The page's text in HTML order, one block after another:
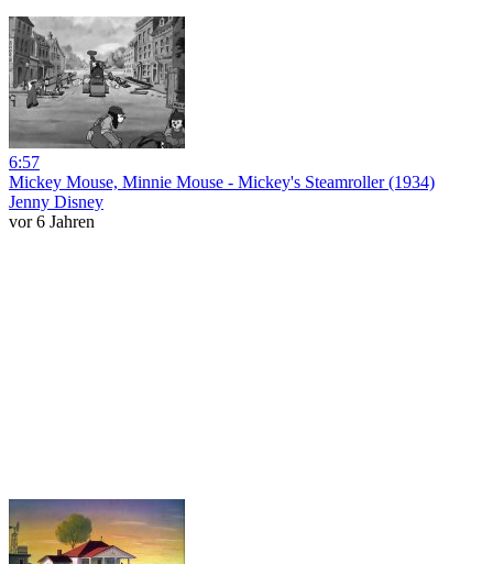
6:57
Mickey Mouse, Minnie Mouse - Mickey's Steamroller (1934)
Jenny Disney
vor 6 Jahren